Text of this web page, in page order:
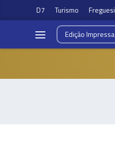
D7 Turismo
EdiçãoImpressa